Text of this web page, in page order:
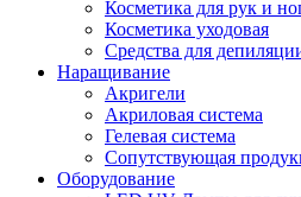
Косметика для рук и
Косметика уходовая
Средства для
Наращивание
Акригели
Акриловая система
Гелевая система
Сопутствующая
Оборудование